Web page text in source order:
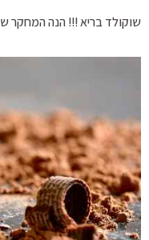
שוקולד בריא !!! הנה המחקר